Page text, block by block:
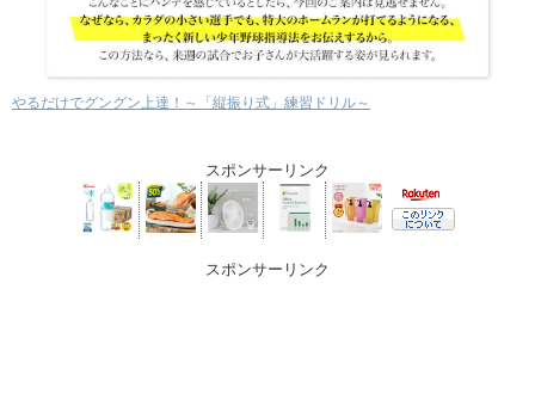
やるだけでグングン上達！～「縦振り式」練習ドリル～
スポンサーリンク
スポンサーリンク